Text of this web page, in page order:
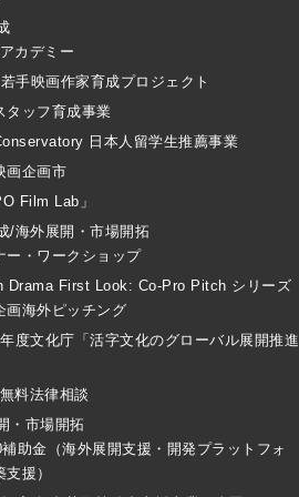
カデミー
手映画作家育成プロジェクト
タッフ育成事業
日本人留学生推薦事業
画企画市
Film Lab」
/海外展開・市場開拓
ー・ワークショップ
Drama First Look: Co-Pro Pitch シリーズ
画海外ピッチング
年度文化庁「活字文化のグローバル展開推進
料法律相談
・市場開拓
補助金（海外展開支援・開発プラットフォ
援）